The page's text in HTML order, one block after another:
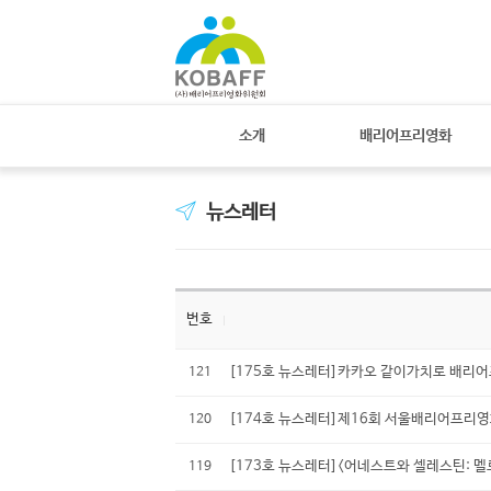
소개 배리어프리영화
뉴스레터
번호
121 [175호 뉴스레터]카카오 같이가치로 배리
120 [174호 뉴스레터]제16회 서울배리어프
119 [173호 뉴스레터]<어네스트와 셀레스틴: